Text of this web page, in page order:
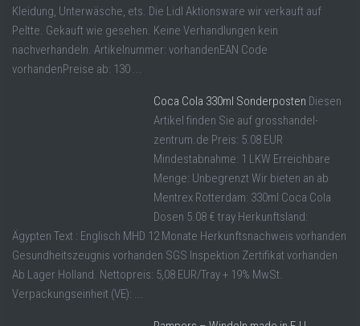
Kleidung, Unterwäsche, ets. Die Lidl Aktionsware wir verkauft auf
Peltte. Gekauft wie gesehen. Keine Verhandlungen kein
nachverhandeln. Artikelnummer: vorhandenEAN Code
vorhandenPreise ab: 130 ...
Coca Cola 330ml Sonderposten Diesen
Artikel finden Sie auf grosshandel-
zentrum.de Preis: 5.08 EUR
Mindestabnahme: 1 LKW Erreichbare
Menge: Unbegrenzt Wir bieten an ab
Mentrex Rotterdam: 330ml Coca Cola
Dosen 5.08 € tray Herkunftsland:
Ägypten Text : Englisch MHD 12 Monate Herkunftsnachweis vorhanden
Gesundheitszeugnis vorhanden SGS Inspektion Zertifikat vorhanden
Ab Lager Holland. Nettopreis: 5,08 EUR/Tray + 19% MwSt.
Verpackungseinheit (VE): ...